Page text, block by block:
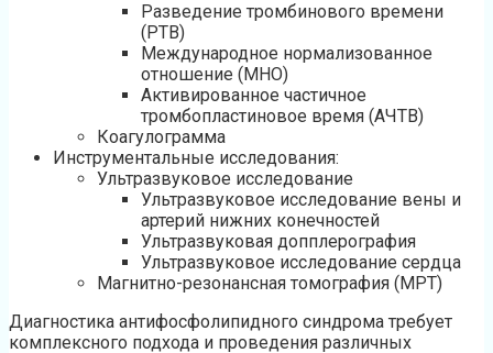
Разведение тромбинового времени
(РТВ)
Международное нормализованное
отношение (МНО)
Активированное частичное
тромбопластиновое время (АЧТВ)
Коагулограмма
Инструментальные исследования:
Ультразвуковое исследование
Ультразвуковое исследование вены и
артерий нижних конечностей
Ультразвуковая допплерография
Ультразвуковое исследование сердца
Магнитно-резонансная томография (МРТ)
Диагностика антифосфолипидного синдрома требует
комплексного подхода и проведения различных